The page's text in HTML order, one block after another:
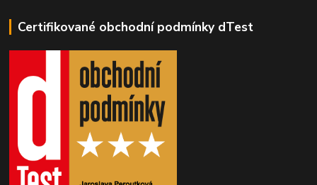
Certifikované obchodní podmínky dTest